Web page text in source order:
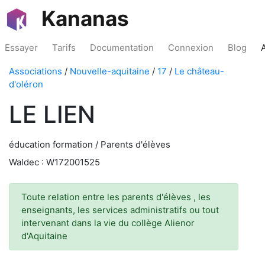
Kananas
Essayer Tarifs Documentation Connexion Blog
Associations / Nouvelle-aquitaine / 17 / Le château-
d'oléron
LE LIEN
éducation formation / Parents d'élèves
Waldec : W172001525
Toute relation entre les parents d'élèves , les
enseignants, les services administratifs ou tout
intervenant dans la vie du collège Alienor
d'Aquitaine